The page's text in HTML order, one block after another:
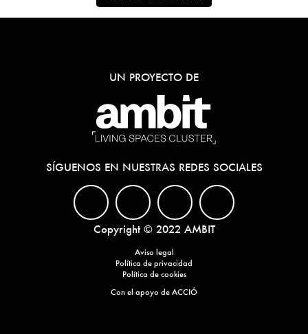
UN PROYECTO DE
SÍGUENOS EN NUESTRAS REDES SOCIALES
Copyright © 2022 AMBIT
Aviso legal
Política de privacidad
Política de cookies
Con el apoyo de ACCIÓ